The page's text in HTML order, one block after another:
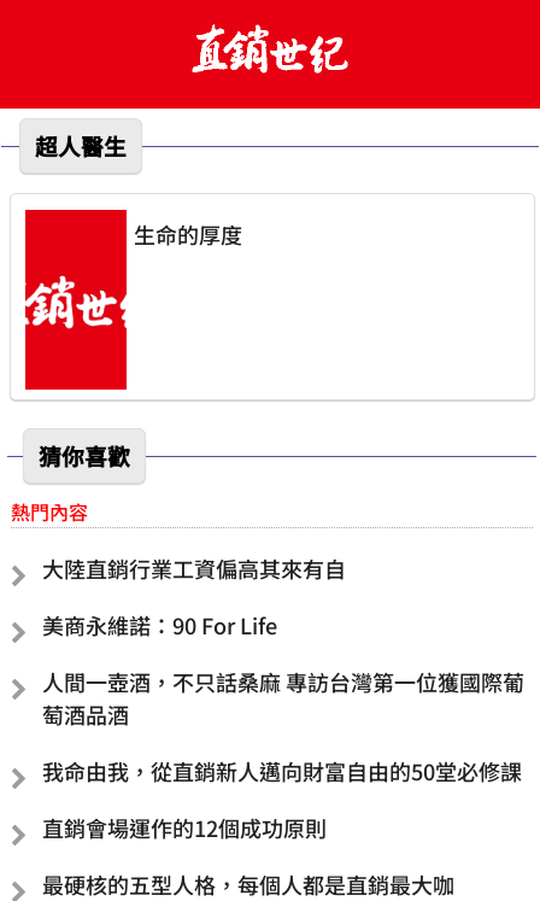
超人醫生
生命的厚度
猜你喜歡
熱門內容
大陸直銷行業工資偏高其來有自
美商永維諾：90 For Life
人間一壺酒，不只話桑麻 專訪台灣第一位獲國際葡
萄酒品酒
我命由我，從直銷新人邁向財富自由的50堂必修課
直銷會場運作的12個成功原則
最硬核的五型人格，每個人都是直銷最大咖